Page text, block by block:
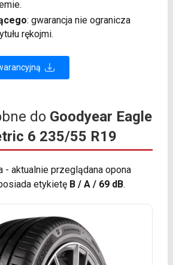
: gwarancja nie ogranicza
rękojmi.
do Goodyear Eagle
6 235/55 R19
- aktualnie przeglądana opona
etykietę B / A / 69 dB.